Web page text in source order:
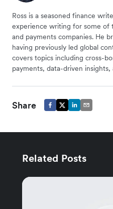
Ross is a seasoned finance
experience writing for some of
and payments companies. He
having previously led global
covers topics including cross-
payments, data-driven
Share
Related Posts